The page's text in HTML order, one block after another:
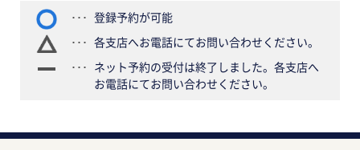
登録予約が可能
各支店へお電話にてお問い合わせください。
ネット予約の受付は終了しました。各支店へ
お電話にてお問い合わせください。